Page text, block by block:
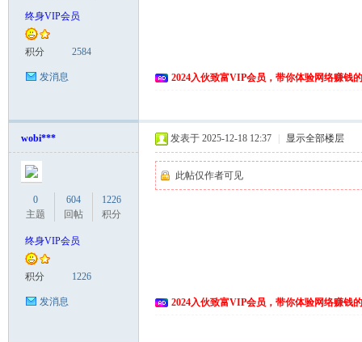
终身VIP会员
积分 2584
发消息 2024入伙致富VIP会员，带你体验网络赚钱
wobi***
0
主题
604
回帖
1226
积分
终身VIP会员
积分 1226
发消息
发表于 2025-12-18 12:37 显示全部楼层
此帖仅作者可见
2024入伙致富VIP会员，带你体验网络赚钱